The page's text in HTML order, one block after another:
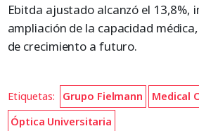
Ebitda ajustado alcanzó el 13,8%,
ampliación de la capacidad
de crecimiento a futuro.
Etiquetas: Grupo Fielmann
Medical
Óptica Universitaria